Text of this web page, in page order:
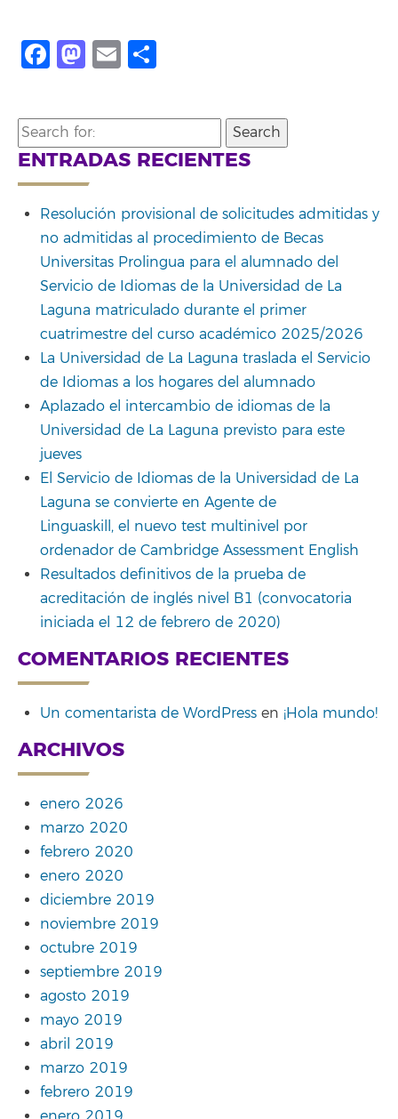
Facebook
Mastodon
Email
Search
for:
ENTRADAS RECIENTES
Resolución provisional de solicitudes admitidas y
no admitidas al procedimiento de Becas
Universitas Prolingua para el alumnado del
Servicio de Idiomas de la Universidad de La
Laguna matriculado durante el primer
cuatrimestre del curso académico 2025/2026
La Universidad de La Laguna traslada el Servicio
de Idiomas a los hogares del alumnado
Aplazado el intercambio de idiomas de la
Universidad de La Laguna previsto para este
jueves
El Servicio de Idiomas de la Universidad de La
Laguna se convierte en Agente de
Linguaskill, el nuevo test multinivel por
ordenador de Cambridge Assessment English
Resultados definitivos de la prueba de
acreditación de inglés nivel B1 (convocatoria
iniciada el 12 de febrero de 2020)
COMENTARIOS RECIENTES
Un comentarista de WordPress en ¡Hola mundo!
ARCHIVOS
enero 2026
marzo 2020
febrero 2020
enero 2020
diciembre 2019
noviembre 2019
octubre 2019
septiembre 2019
agosto 2019
mayo 2019
abril 2019
marzo 2019
febrero 2019